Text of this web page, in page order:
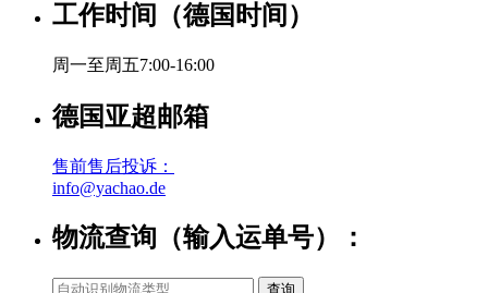
工作时间（德国时间）
周一至周五7:00-16:00
德国亚超邮箱
售前售后投诉：
info@yachao.de
物流查询（输入运单号）：